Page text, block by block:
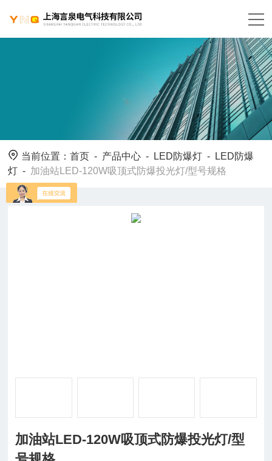
当前位置：首页 - 产品中心 - LED防爆灯 -
LED防爆
灯 - 加油站LED-120W吸顶式防爆投光灯/型号规格
加油站LED-120W吸顶式防爆投光灯/型